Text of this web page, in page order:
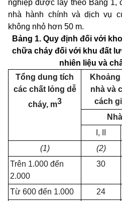
nghiệp được lấy theo Bảng 1,
nhà hành chính và dịch vụ
không nhỏ hơn 50 m.
Bảng 1. Quy định đối với
chữa cháy đối với khu đất
nhiên liệu và
Tổng dung tích
các chất lỏng dễ
cháy, m3
nhà và
cách
I, II
(1)
(2)
Trên 1.000 đến
2.000
30
Từ 600 đến 1.000 24